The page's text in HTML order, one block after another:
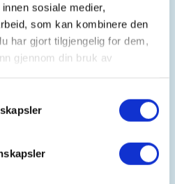
sosiale medier,
som kan kombinere den
har gjort tilgjengelig for dem,
gjennom din bruk av
turen